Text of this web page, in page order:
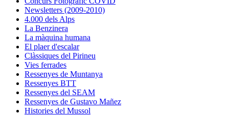
Newsletters (2009-2010)
4.000 dels Alps
La Benzinera
La màquina humana
El plaer d'escalar
Clàssiques del Pirineu
Vies ferrades
Ressenyes de Muntanya
Ressenyes BTT
Ressenyes del SEAM
Ressenyes de Gustavo Mañez
Histories del Mussol